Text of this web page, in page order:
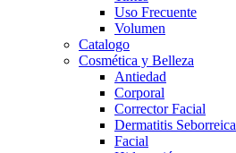
Uso Frecuente
Volumen
Catalogo
Cosmética y Belleza
Antiedad
Corporal
Corrector Facial
Dermatitis Seborreica
Facial